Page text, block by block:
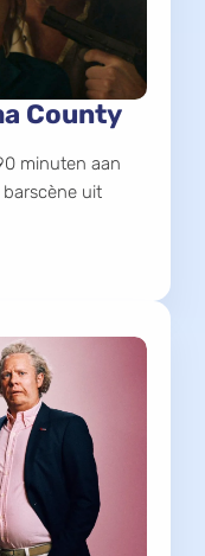
County
minuten aan
uit